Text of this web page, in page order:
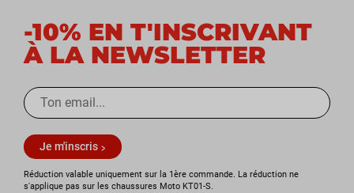
-10% EN T'INSCRIVANT
À LA NEWSLETTER
Je m'inscris
Réduction valable uniquement sur la 1ère commande. La réduction ne
s'applique pas sur les chaussures Moto KT01-S.